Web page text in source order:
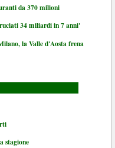
da 370 milioni
34 miliardi in 7 anni'
la Valle d'Aosta frena
stagione